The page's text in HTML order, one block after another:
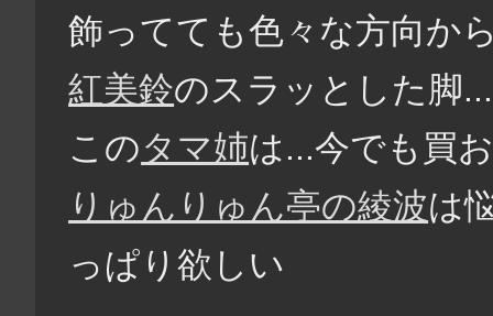
飾ってても色々な方向か
紅美鈴のスラッとした脚...
このタマ姉は...今でも買
りゅんりゅん亭の綾波は
っぱり欲しい